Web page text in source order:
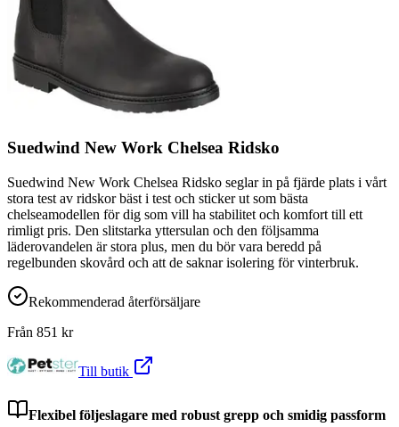
Suedwind New Work Chelsea Ridsko
Suedwind New Work Chelsea Ridsko seglar in på fjärde plats i vårt
stora test av ridskor bäst i test och sticker ut som bästa
chelseamodellen för dig som vill ha stabilitet och komfort till ett
rimligt pris. Den slitstarka yttersulan och den följsamma
läderovandelen är stora plus, men du bör vara beredd på
regelbunden skovård och att de saknar isolering för vinterbruk.
Rekommenderad återförsäljare
Från 851 kr
Till butik
Flexibel följeslagare med robust grepp och smidig passform